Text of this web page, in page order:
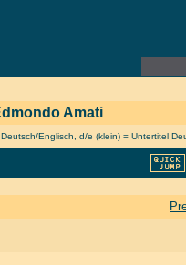
Amati
Englisch, d/e (klein) = Untertitel